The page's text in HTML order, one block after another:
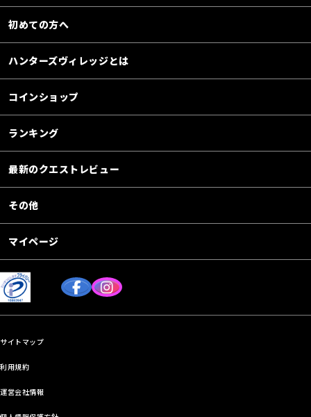
初めての方へ
ハンターズヴィレッジとは
コインショップ
ランキング
最新のクエストレビュー
その他
マイページ
サイトマップ
利用規約
運営会社情報